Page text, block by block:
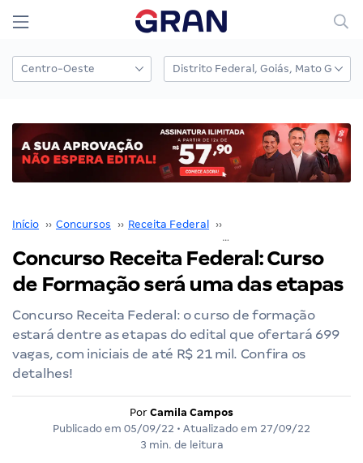
Início ›› Concursos ›› Receita Federal ››
Concurso Receita Federal: Curso
de Formação será uma das etapas
Concurso Receita Federal: o curso de formação
estará dentre as etapas do edital que ofertará 699
vagas, com iniciais de até R$ 21 mil. Confira os
detalhes!
Por Camila Campos
Publicado em 05/09/22 • Atualizado em 27/09/22
3 min. de leitura